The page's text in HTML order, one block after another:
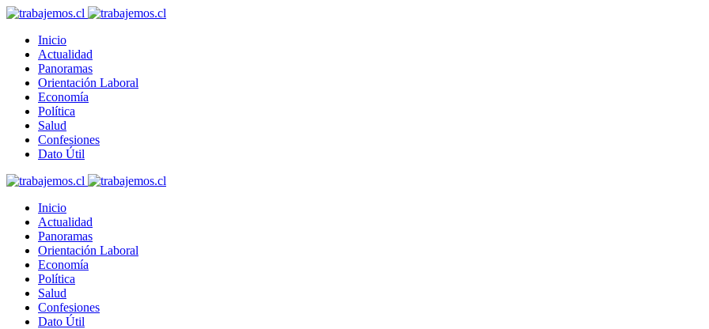
Inicio
Actualidad
Panoramas
Orientación Laboral
Economía
Política
Salud
Confesiones
Dato Útil
Inicio
Actualidad
Panoramas
Orientación Laboral
Economía
Política
Salud
Confesiones
Dato Útil